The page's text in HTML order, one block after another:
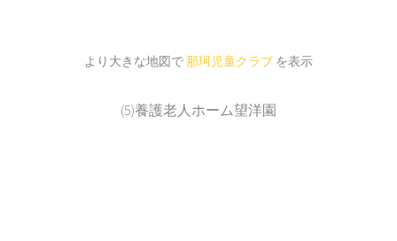
より大きな地図で那珂児童クラブ を表示
(5)養護老人ホーム望洋園